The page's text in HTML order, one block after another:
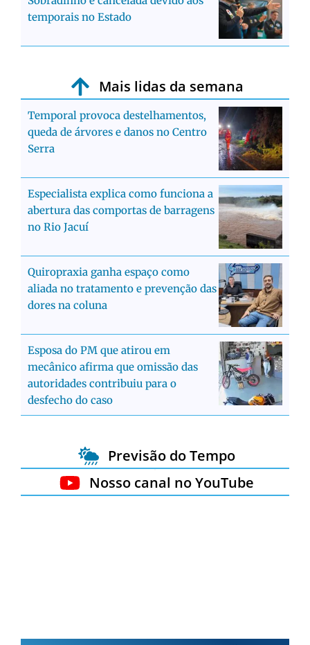
temporais no Estado
Mais lidas da semana
Temporal provoca destelhamentos,
queda de árvores e danos no Centro
Serra
Especialista explica como funciona a
abertura das comportas de barragens
no Rio Jacuí
Quiropraxia ganha espaço como
aliada no tratamento e prevenção das
dores na coluna
Esposa do PM que atirou em
mecânico afirma que omissão das
autoridades contribuiu para o
desfecho do caso
Previsão do Tempo
Nosso canal no YouTube